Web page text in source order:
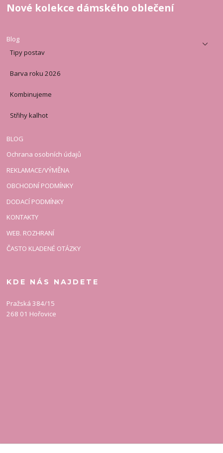
Nové kolekce dámského oblečení
Blog
Tipy postav
Barva roku 2026
Kombinujeme
Střihy kalhot
BLOG
Ochrana osobních údajů
REKLAMACE/VÝMĚNA
OBCHODNÍ PODMÍNKY
DODACÍ PODMÍNKY
KONTAKTY
WEB. ROZHRANÍ
ČASTO KLADENÉ OTÁZKY
KDE NÁS NAJDETE
Pražská 384/15
268 01 Hořovice